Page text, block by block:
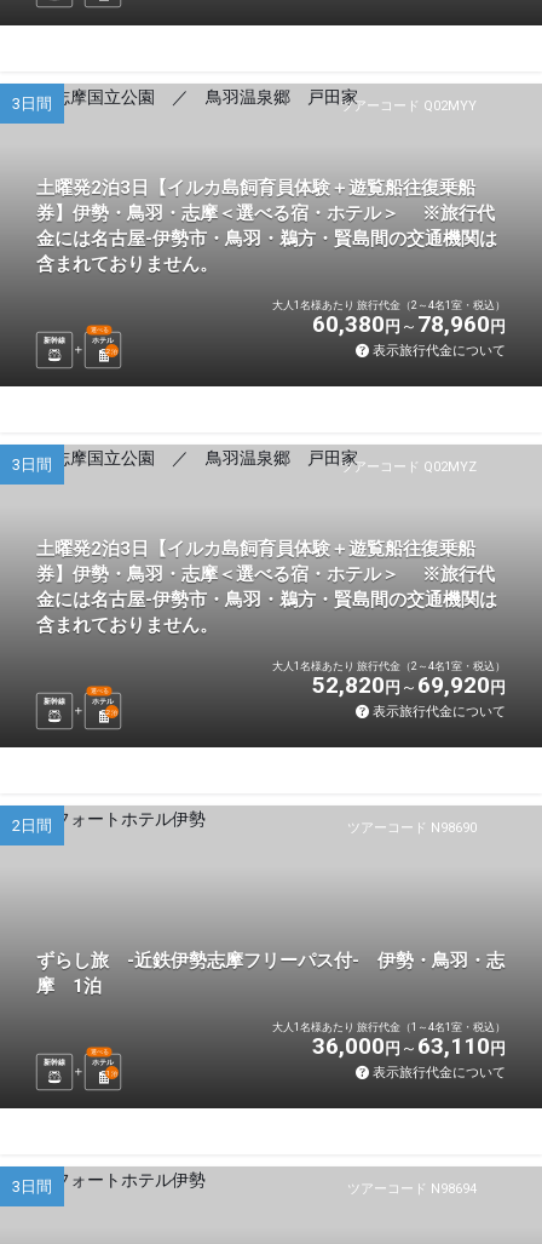
ツアーコード Q02MYY
3日間
土曜発2泊3日【イルカ島飼育員体験＋遊覧船往復乗船
券】伊勢・鳥羽・志摩＜選べる宿・ホテル＞ ※旅行代
金には名古屋-伊勢市・鳥羽・鵜方・賢島間の交通機関は
含まれておりません。
新幹線 ホテル
選べる
2泊
大人1名様あたり 旅行代金（2～4名1室・税込）
60,380 円 78,960 円
表示旅行代金について
ツアーコード Q02MYZ
3日間
土曜発2泊3日【イルカ島飼育員体験＋遊覧船往復乗船
券】伊勢・鳥羽・志摩＜選べる宿・ホテル＞ ※旅行代
金には名古屋-伊勢市・鳥羽・鵜方・賢島間の交通機関は
含まれておりません。
新幹線 ホテル
選べる
2泊
大人1名様あたり 旅行代金（2～4名1室・税込）
52,820 円 69,920 円
表示旅行代金について
ツアーコード N98690
2日間
ずらし旅 -近鉄伊勢志摩フリーパス付- 伊勢・鳥羽・志
摩 1泊
新幹線 ホテル
選べる
1 泊
大人1名様あたり 旅行代金（1～4名1室・税込）
36,000 円 63,110 円
表示旅行代金について
ツアーコード N98694
3日間